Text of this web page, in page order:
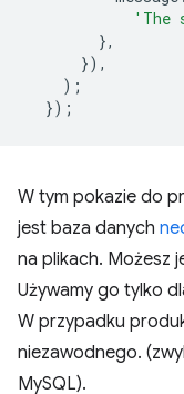
'The
},
}),
);
});
W tym pokazie do
jest baza danych
na plikach. Możesz
Używamy go tylko
W przypadku
niezawodnego.
MySQL).